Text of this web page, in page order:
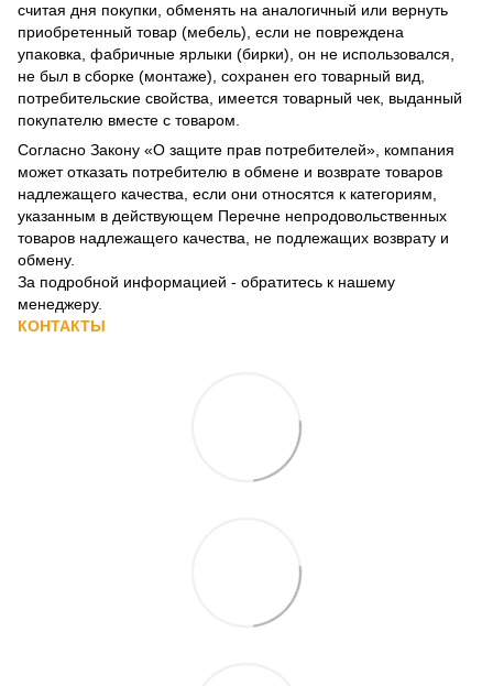
считая дня покупки, обменять на аналогичный или вернуть
приобретенный товар (мебель), если не повреждена
упаковка, фабричные ярлыки (бирки), он не использовался,
не был в сборке (монтаже), сохранен его товарный вид,
потребительские свойства, имеется товарный чек, выданный
покупателю вместе с товаром.
Согласно Закону «О защите прав потребителей» , компания
может отказать потребителю в обмене и возврате товаров
надлежащего качества, если они относятся к категориям,
указанным в действующем Перечне непродовольственных
товаров надлежащего качества, не подлежащих возврату и
обмену.
За подробной информацией - обратитесь к нашему
менеджеру.
КОНТАКТЫ